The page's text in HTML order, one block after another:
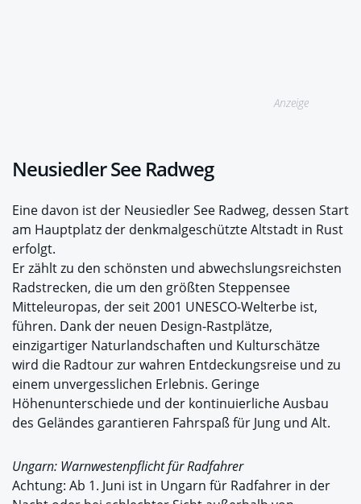
Anzeige
Neusiedler See Radweg
Eine davon ist der Neusiedler See Radweg, dessen Start
am Hauptplatz der denkmalgeschützte Altstadt in Rust
erfolgt.
Er zählt zu den schönsten und abwechslungsreichsten
Radstrecken, die um den größten Steppensee
Mitteleuropas, der seit 2001 UNESCO-Welterbe ist,
führen. Dank der neuen Design-Rastplätze,
einzigartiger Naturlandschaften und Kulturschätze
wird die Radtour zur wahren Entdeckungsreise und zu
einem unvergesslichen Erlebnis. Geringe
Höhenunterschiede und der kontinuierliche Ausbau
des Geländes garantieren Fahrspaß für Jung und Alt.
Ungarn: Warnwestenpflicht für Radfahrer
Achtung: Ab 1. Juni ist in Ungarn für Radfahrer in der